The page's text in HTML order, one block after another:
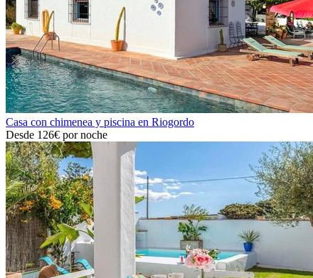
Casa con chimenea y piscina en Riogordo
Desde 126€ por noche